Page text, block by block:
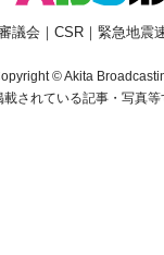
議会 ｜ CSR｜ 緊急地震
© Akita
載されている記事・写真等